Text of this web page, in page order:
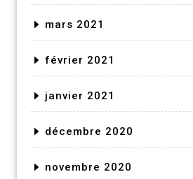
mars 2021
février 2021
janvier 2021
décembre 2020
novembre 2020